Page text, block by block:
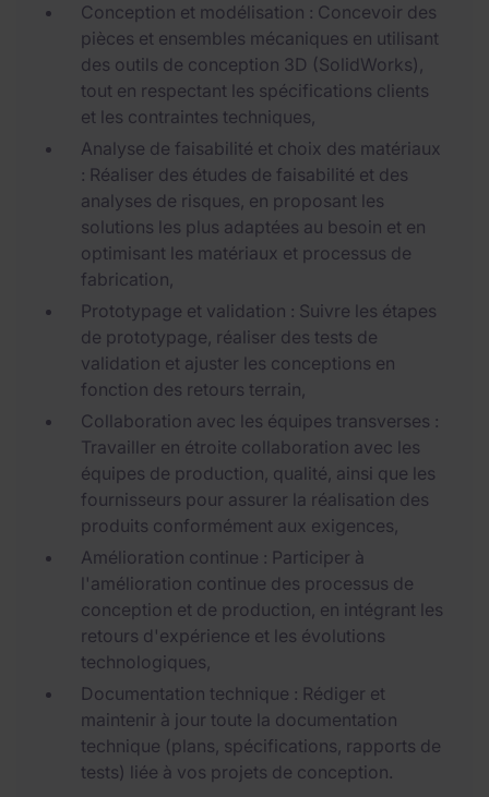
Conception et modélisation : Concevoir des
pièces et ensembles mécaniques en utilisant
des outils de conception 3D (SolidWorks),
tout en respectant les spécifications clients
et les contraintes techniques,
Analyse de faisabilité et choix des matériaux
: Réaliser des études de faisabilité et des
analyses de risques, en proposant les
solutions les plus adaptées au besoin et en
optimisant les matériaux et processus de
fabrication,
Prototypage et validation : Suivre les étapes
de prototypage, réaliser des tests de
validation et ajuster les conceptions en
fonction des retours terrain,
Collaboration avec les équipes transverses :
Travailler en étroite collaboration avec les
équipes de production, qualité, ainsi que les
fournisseurs pour assurer la réalisation des
produits conformément aux exigences,
Amélioration continue : Participer à
l'amélioration continue des processus de
conception et de production, en intégrant les
retours d'expérience et les évolutions
technologiques,
Documentation technique : Rédiger et
maintenir à jour toute la documentation
technique (plans, spécifications, rapports de
tests) liée à vos projets de conception.